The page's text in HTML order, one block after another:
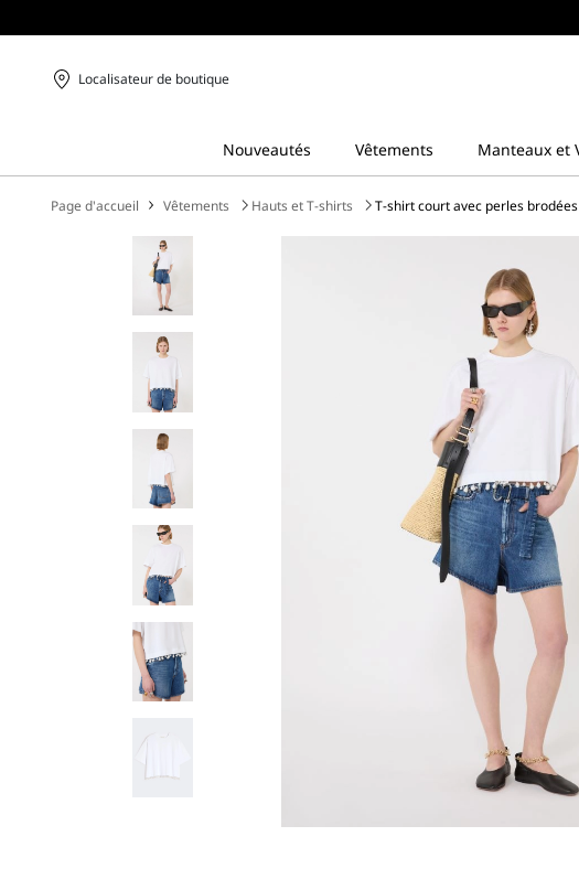
Localisateur de boutique
Page d'accueil Vêtements Hauts et T-shirts T-shirt court avec perles brodées